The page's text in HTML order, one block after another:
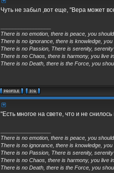
Чуть не забыл ,вот еще, "Вера может
There is no emotion, there is peace, you
There is no ignorance, there is knowledge,
There is no Passion, There is serenity,
There is no Chaos, there is harmony, you live
There is no Death, there is the Force, you
"Есть многое на свете, что и не
There is no emotion, there is peace, you
There is no ignorance, there is knowledge,
There is no Passion, There is serenity,
There is no Chaos, there is harmony, you live
There is no Death, there is the Force, you